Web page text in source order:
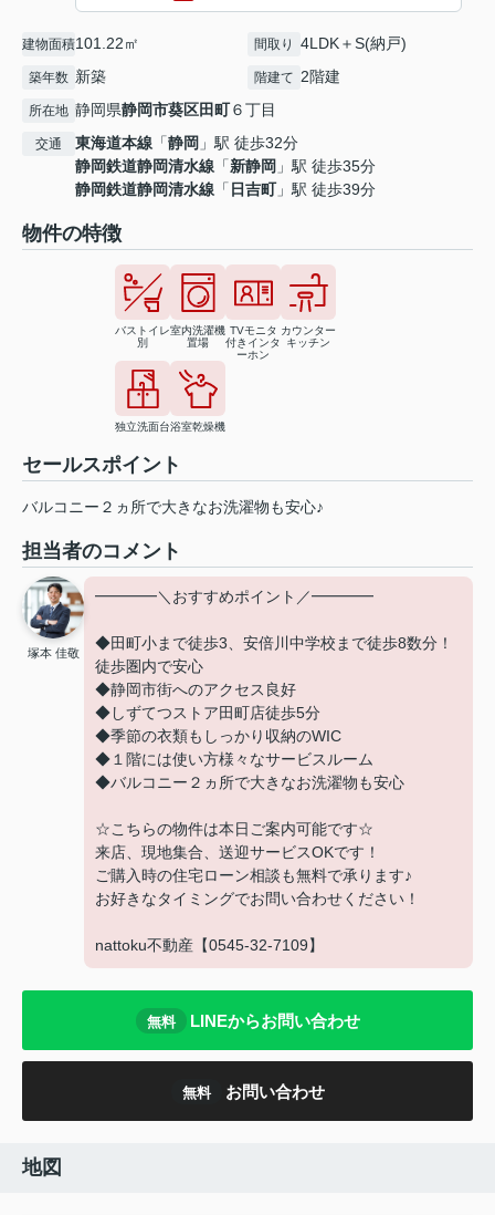
建物面積101.22㎡ 間取り 4LDK＋S(納戸)
築年数 新築 階建て 2階建
所在地 静岡県静岡市葵区田町６丁目
交通 東海道本線 「静岡 」駅 徒歩32分
静岡鉄道静岡清水線 「新静岡 」駅 徒歩35分
静岡鉄道静岡清水線 「 日吉町」駅 徒歩39分
物件の特徴
バストイレ
別
室内洗濯機
置場
TVモニタ
付きインタ
ーホン
カウンター
キッチン
独立洗面台浴室乾燥機
セールスポイント
バルコニー２ヵ所で大きなお洗濯物も安心♪
担当者のコメント
塚本 佳敬
━━━━＼おすすめポイント／━━━━
◆田町小まで徒歩3、安倍川中学校まで徒歩8数分！
徒歩圏内で安心
◆静岡市街へのアクセス良好
◆しずてつストア田町店徒歩5分
◆季節の衣類もしっかり収納のWIC
◆１階には使い方様々なサービスルーム
◆バルコニー２ヵ所で大きなお洗濯物も安心
☆こちらの物件は本日ご案内可能です☆
来店、現地集合、送迎サービスOKです！
ご購入時の住宅ローン相談も無料で承ります♪
お好きなタイミングでお問い合わせください！
nattoku不動産【0545-32-7109】
無料 LINEからお問い合わせ
無料 お問い合わせ
地図